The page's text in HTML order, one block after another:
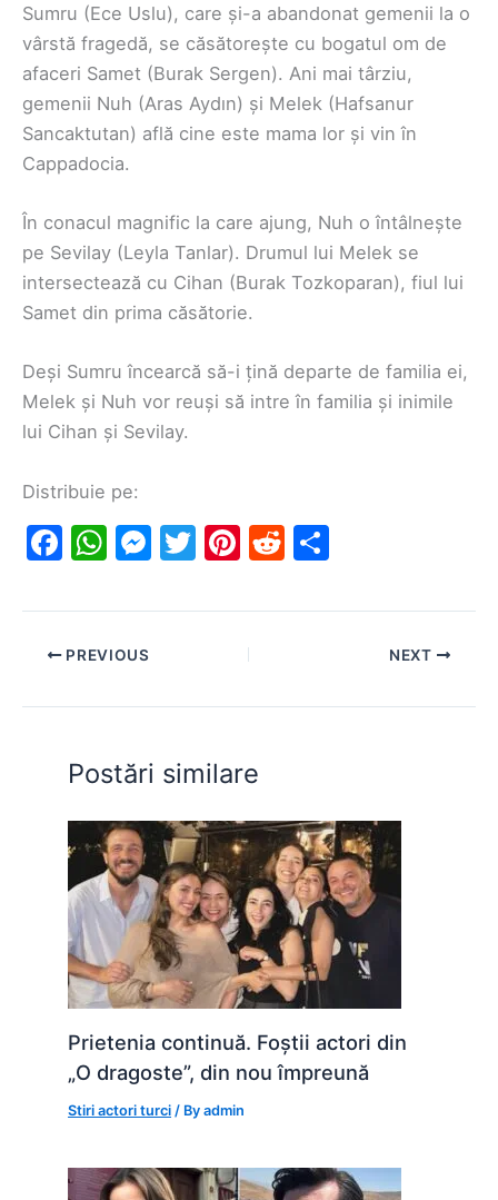
Sumru (Ece Uslu), care și-a abandonat gemenii la o
vârstă fragedă, se căsătorește cu bogatul om de
afaceri Samet (Burak Sergen). Ani mai târziu,
gemenii Nuh (Aras Aydın) și Melek (Hafsanur
Sancaktutan) află cine este mama lor și vin în
Cappadocia.
În conacul magnific la care ajung, Nuh o întâlnește
pe Sevilay (Leyla Tanlar). Drumul lui Melek se
intersectează cu Cihan (Burak Tozkoparan), fiul lui
Samet din prima căsătorie.
Deși Sumru încearcă să-i țină departe de familia ei,
Melek și Nuh vor reuși să intre în familia și inimile
lui Cihan și Sevilay.
Distribuie pe:
F
c
e
o
o
k
W
at
s
p
p
M
s
n
g
er
T
itt
Pi
er
e
R
d ar
PREVIOUS NEXT
Postări similare
Prietenia continuă. Foștii actori din
„O dragoste”, din nou împreună
Stiri actori turci / Byadmin